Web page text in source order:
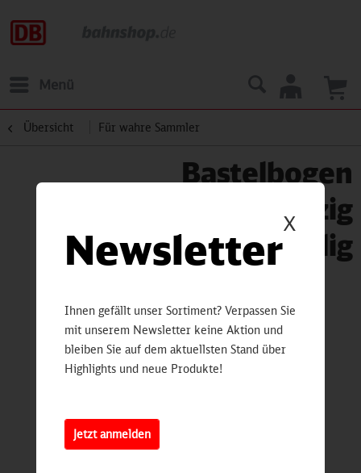
Menü
Übersicht Für wahre Sammler
Bastelbogen
Hauptbahnhof Leipzig
10-teilig
X
Newsletter
Ihnen gefällt unser Sortiment? Verpassen Sie
mit unserem Newsletter keine Aktion und
bleiben Sie auf dem aktuellsten Stand über
Highlights und neue Produkte!
Jetzt anmelden